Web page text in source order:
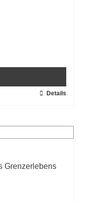
Details
Grenzerlebens